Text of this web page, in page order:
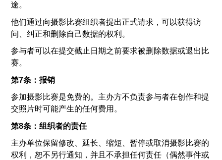
途。
他们通过向摄影比赛组织者提出正式请求，可以获得访
问、纠正和删除自己数据的权利。
参与者可以在提交截止日期之前要求被删除数据或退出比
赛。
第7条：报销
参加摄影比赛是免费的。主办方不负责参与者在创作和提
交照片时可能产生的任何费用。
第8条：组织者的责任
主办单位保留修改、延长、缩短、暂停或取消摄影比赛的
权利，恕不另行通知，并且不承担任何责任（偶然事件或